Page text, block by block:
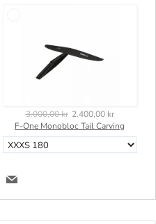
3.000,00 kr 2.400,00 kr
F-One Monobloc Tail Carving
Facebook
Email